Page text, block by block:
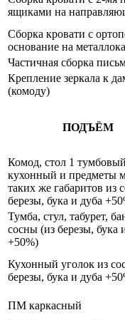
ящиками на
Сборка кровати с
основание на
Частичная сборка
Крепление зеркала к
(комоду)
ПОДЪЁМ
Комод, стол 1
кухонный и предметы
таких же габаритов из
березы, бука и дуба
Тумба, стул, табурет,
сосны (из березы, бука
+50%)
Кухонный уголок из
березы, бука и дуба
ПМ каркасный